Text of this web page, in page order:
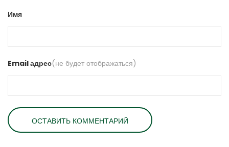
Имя
Email адрес(не будет отображаться)